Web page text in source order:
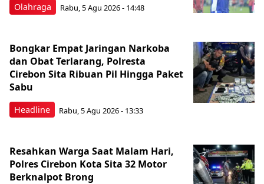
Olahraga Rabu, 5 Agu 2026 - 14:48
Headline
Bongkar Empat Jaringan Narkoba
dan Obat Terlarang, Polresta
Cirebon Sita Ribuan Pil Hingga Paket
Sabu
Rabu, 5 Agu 2026 - 13:33
Resahkan Warga Saat Malam Hari,
Polres Cirebon Kota Sita 32 Motor
Berknalpot Brong